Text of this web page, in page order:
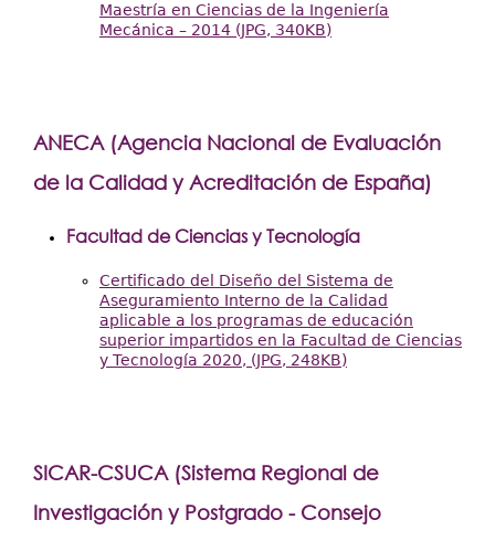
Maestría en Ciencias de la Ingeniería
Mecánica – 2014 (JPG, 340KB)
ANECA (Agencia Nacional de Evaluación
de la Calidad y Acreditación de España)
Facultad de Ciencias y Tecnología
Certificado del Diseño del Sistema de
Aseguramiento Interno de la Calidad
aplicable a los programas de educación
superior impartidos en la Facultad de Ciencias
y Tecnología 2020, (JPG, 248KB)
SICAR-CSUCA (Sistema Regional de
Investigación y Postgrado - Consejo